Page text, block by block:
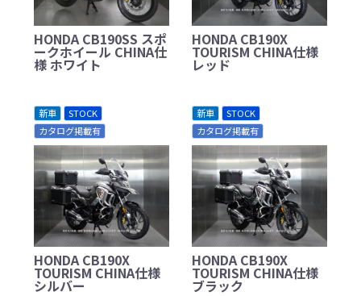
HONDA CB190SS スポ
ークホイール CHINA仕
様 ホワイト
HONDA CB190X
TOURISM CHINA仕様
レッド
新車
STOCK
カタログ掲載有
HONDA CB190X
TOURISM CHINA仕様
シルバー
新車
STOCK
カタログ掲載有
HONDA CB190X
TOURISM CHINA仕様
ブラック